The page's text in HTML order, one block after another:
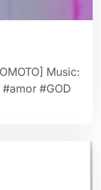
Music:
#GOD